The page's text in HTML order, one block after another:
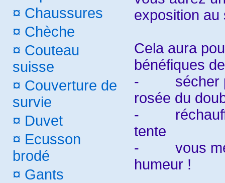
¤ Chaussures
¤ Chèche
¤ Couteau
suisse
¤ Couverture de
survie
¤ Duvet
¤ Ecusson
brodé
¤ Gants
exposition au
Cela aura
bénéfiques
-
sécher
rosée du
-
tente
-
vous
humeur !